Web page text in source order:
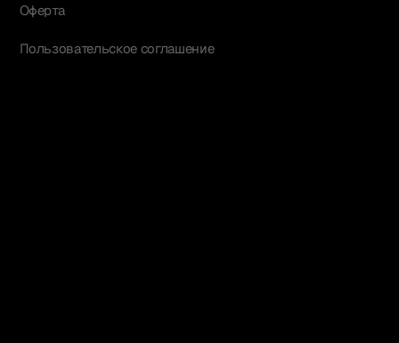
Оферта
Пользовательское соглашение